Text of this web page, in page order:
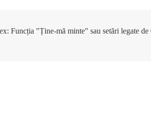
Funcția "Ține-mă minte" sau setări legate